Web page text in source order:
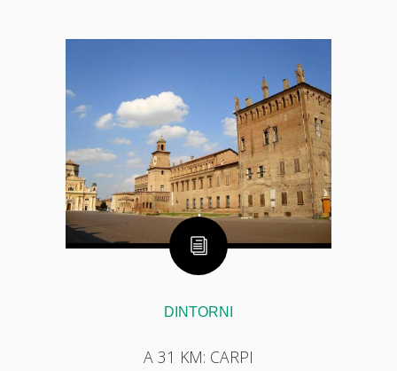
DINTORNI
A 31 KM: CARPI